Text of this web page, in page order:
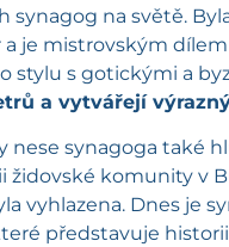
na světě.
je mistrovským
stylu s gotickými a
a vytvářejí
nese synagoga také
židovské komunity v
vyhlazena. Dnes je
představuje